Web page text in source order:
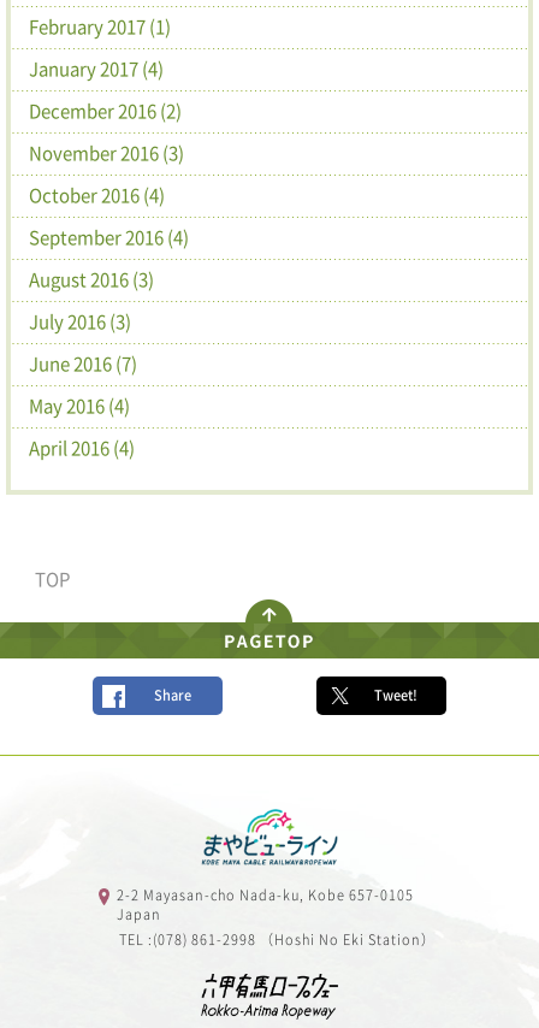
February 2017 (1)
January 2017 (4)
December 2016 (2)
November 2016 (3)
October 2016 (4)
September 2016 (4)
August 2016 (3)
July 2016 (3)
June 2016 (7)
May 2016 (4)
April 2016 (4)
TOP
Share Tweet!
2-2 Mayasan-cho Nada-ku, Kobe 657-0105
Japan
TEL :(078) 861-2998 （Hoshi No Eki Station）